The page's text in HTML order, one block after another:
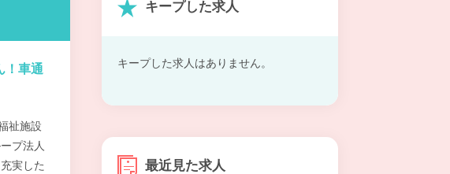
！車通
祉施設
プ法人
実した
キープした求人
キープした求人はありません。
最近見た求人